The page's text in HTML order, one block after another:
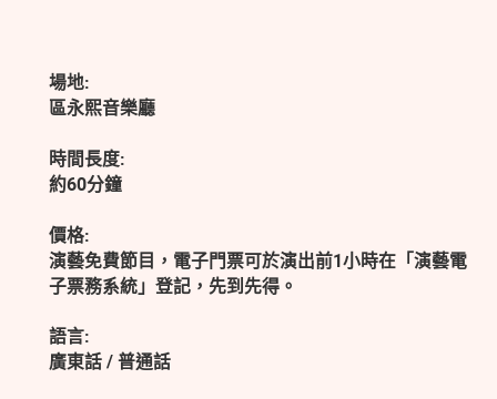
場地:
區永熙音樂廳
時間長度:
約60分鐘
價格:
演藝免費節目，電子門票可於演出前1小時在「演藝電
子票務系統」登記，先到先得。
語言:
廣東話 / 普通話